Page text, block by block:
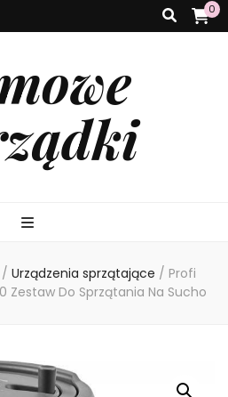
0
/ Urządzenia sprzątające / Profi
Zestaw Do Sprzątania Na Sucho